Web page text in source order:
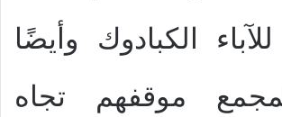
للآباء الكبادوك وأيضًا
موقفهم تجاه